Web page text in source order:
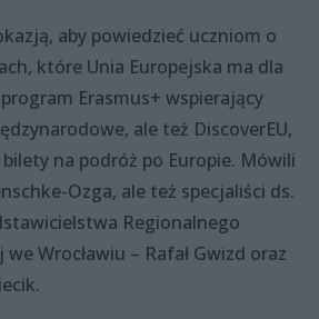
aby powiedzieć uczniom o
które Unia Europejska ma dla
Erasmus+ wspierający
ale też DiscoverEU,
na podróż po Europie. Mówili
Ozga, ale też specjaliści ds.
Regionalnego
Wrocławiu – Rafał Gwizd oraz